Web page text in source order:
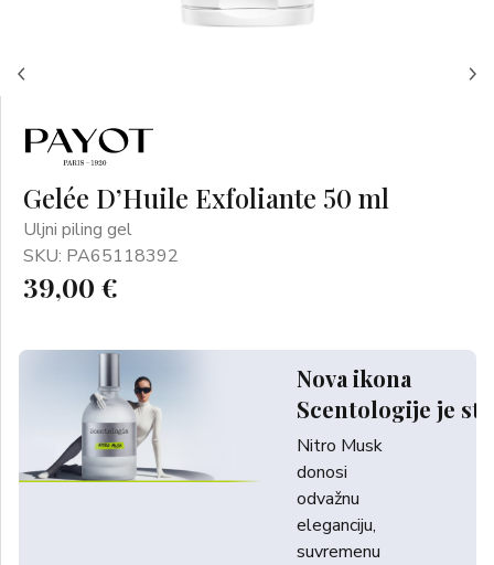
Gelée D’Huile Exfoliante 50 ml
Uljni piling gel
SKU: PA65118392
39,00 €
Nova ikona
Scentologije je
Nitro Musk
donosi
odvažnu
eleganciju,
suvremenu